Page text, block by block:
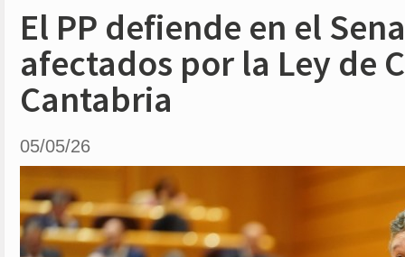
El PP defiende en el
afectados por la Ley de
Cantabria
05/05/26